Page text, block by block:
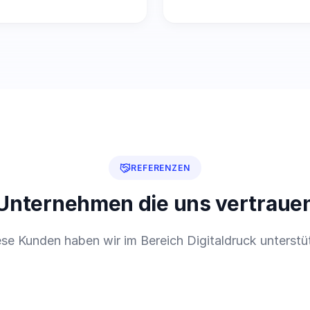
REFERENZEN
die uns
Kunden haben wir im Bereich Digitaldruck